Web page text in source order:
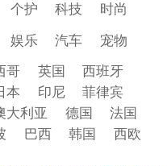
个护 科技 时尚
娱乐 汽车 宠物
哥 英国
西班牙
本 印尼
菲律宾
大利亚 德国
法国
巴西 韩国 西欧